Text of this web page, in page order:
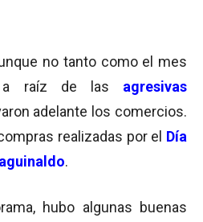
no tanto como el mes
a raíz de las agresivas
adelante los comercios.
realizadas por el Día
.
hubo algunas buenas